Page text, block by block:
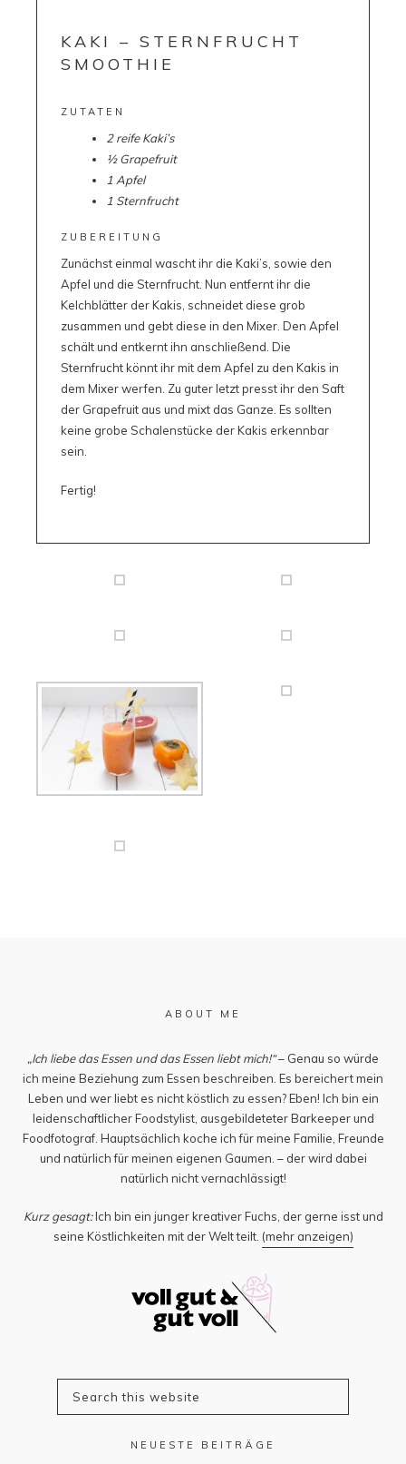
KAKI – STERNFRUCHT
SMOOTHIE
ZUTATEN
2 reife Kaki’s
½ Grapefruit
1 Apfel
1 Sternfrucht
ZUBEREITUNG
Zunächst einmal wascht ihr die Kaki’s, sowie den
Apfel und die Sternfrucht. Nun entfernt ihr die
Kelchblätter der Kakis, schneidet diese grob
zusammen und gebt diese in den Mixer. Den Apfel
schält und entkernt ihn anschließend. Die
Sternfrucht könnt ihr mit dem Apfel zu den Kakis in
dem Mixer werfen. Zu guter letzt presst ihr den Saft
der Grapefruit aus und mixt das Ganze. Es sollten
keine grobe Schalenstücke der Kakis erkennbar
sein.
Fertig!
ABOUT ME
„Ich liebe das Essen und das Essen liebt mich!“– Genau so würde
ich meine Beziehung zum Essen beschreiben. Es bereichert mein
Leben und wer liebt es nicht köstlich zu essen? Eben! Ich bin ein
leidenschaftlicher Foodstylist, ausgebildeteter Barkeeper und
Foodfotograf. Hauptsächlich koche ich für meine Familie, Freunde
und natürlich für meinen eigenen Gaumen. – der wird dabei
natürlich nicht vernachlässigt!
Kurz gesagt:Ich bin ein junger kreativer Fuchs, der gerne isst und
seine Köstlichkeiten mit der Welt teilt. (mehr anzeigen)
NEUESTE BEITRÄGE